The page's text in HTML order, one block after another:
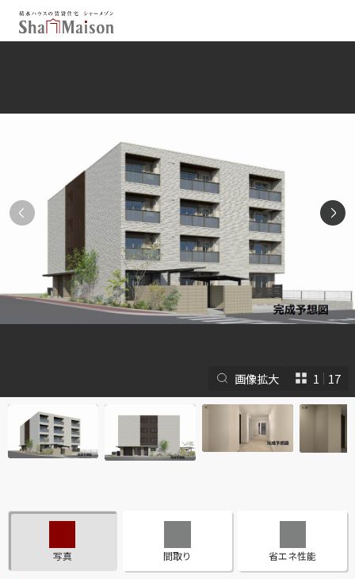
東北
関東
中部
関西
中国・四国
九州
市区郡・路線・駅から探す
通勤・通学時間から探す
地図から探す
シャーメゾンとは
シャーメゾンセレクショ
画像拡大 1 17
写真 間取り 省エネ性能